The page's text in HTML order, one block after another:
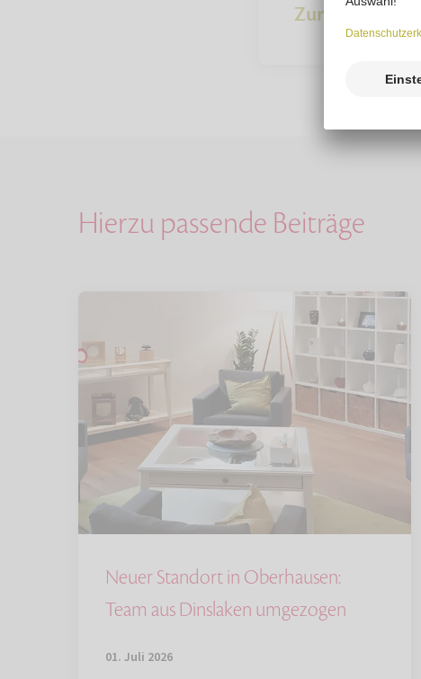
Zur Übersicht
Hierzu passende Beiträge
Neuer Standort in Oberhausen:
Team aus Dinslaken umgezogen
01. Juli 2026